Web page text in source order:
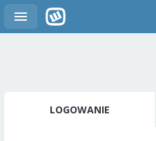
LOGOWANIE